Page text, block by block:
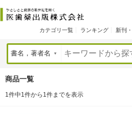
カテゴリ一覧 ランキング 新刊
商品一覧
1件中1件から1件までを表示